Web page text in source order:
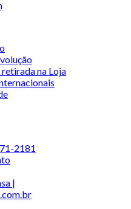
na Loja
2181
|